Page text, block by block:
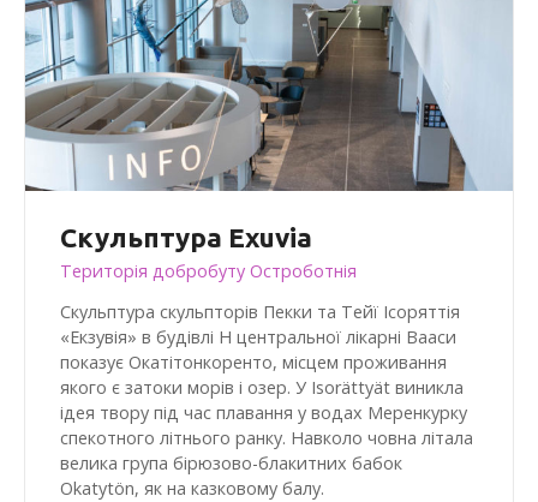
Скульптура Exuvia
Територія добробуту Остроботнія
Скульптура скульпторів Пекки та Тейї Ісоряттія
«Екзувія» в будівлі H центральної лікарні Вааси
показує Окатітонкоренто, місцем проживання
якого є затоки морів і озер. У Isorättyät виникла
ідея твору під час плавання у водах Меренкурку
спекотного літнього ранку. Навколо човна літала
велика група бірюзово-блакитних бабок
Okatytön, як на казковому балу.